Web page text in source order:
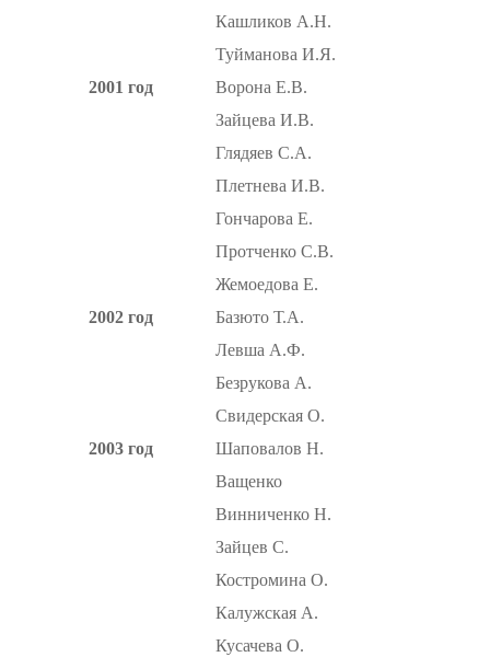
Кашликов А.Н.
Туйманова И.Я.
2001 год
Ворона Е.В.
Зайцева И.В.
Глядяев С.А.
Плетнева И.В.
Гончарова Е.
Протченко С.В.
Жемоедова Е.
2002 год
Базюто Т.А.
Левша А.Ф.
Безрукова А.
Свидерская О.
2003 год
Шаповалов Н.
Ващенко
Винниченко Н.
Зайцев С.
Костромина О.
Калужская А.
Кусачева О.